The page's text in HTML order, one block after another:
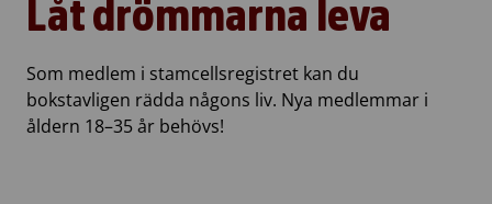
Låt drömmarna leva
Som medlem i stamcellsregistret kan du
bokstavligen rädda någons liv. Nya medlemmar i
åldern 18–35 år behövs!